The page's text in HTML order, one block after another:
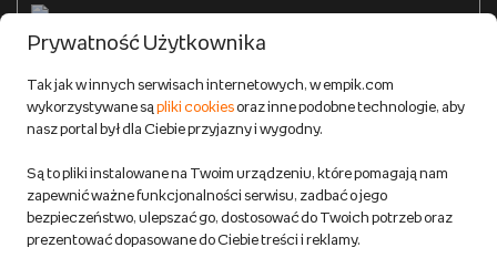
Zwroty
Reklamacje
Regulamin empik.com
Pozostałe Regulaminy Empiku
Do 100 zł na pierwsze zakupy w aplikacji. Pobierz i
korzystaj z kodów zniżkowych.Dowiedz się więcej
Prywatność Użytkownika
Tak jak w innych serwisach internetowych, w empik.com
wykorzystywane sąpliki cookiesoraz inne podobne technologie, aby
nasz portal był dla Ciebie przyjazny i wygodny.
Są to pliki instalowane na Twoim urządzeniu, które pomagają nam
zapewnić ważne funkcjonalności serwisu, zadbać o jego
bezpieczeństwo, ulepszać go, dostosować do Twoich potrzeb oraz
prezentować dopasowane do Ciebie treści i reklamy.